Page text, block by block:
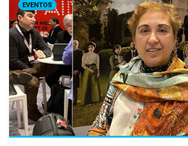
EVENTOS